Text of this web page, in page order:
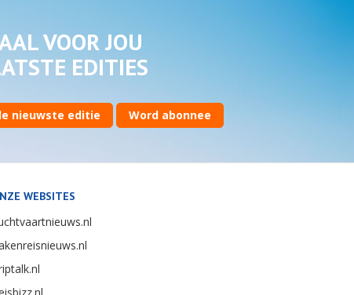
VOOR JOU
EDITIES
nieuwste editie Word abonnee
WEBSITES